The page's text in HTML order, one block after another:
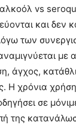
vs
και δεν
των
με
άγχος,
Η χρόνια
σε
της